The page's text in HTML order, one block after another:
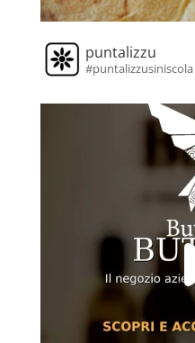
puntalizzu
#puntalizzusiniscola